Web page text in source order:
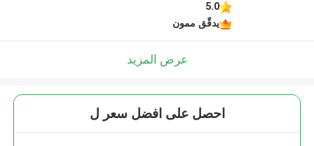
5.0
يدقّق ممون
عرض المزيد
احصل على افضل سعر ل